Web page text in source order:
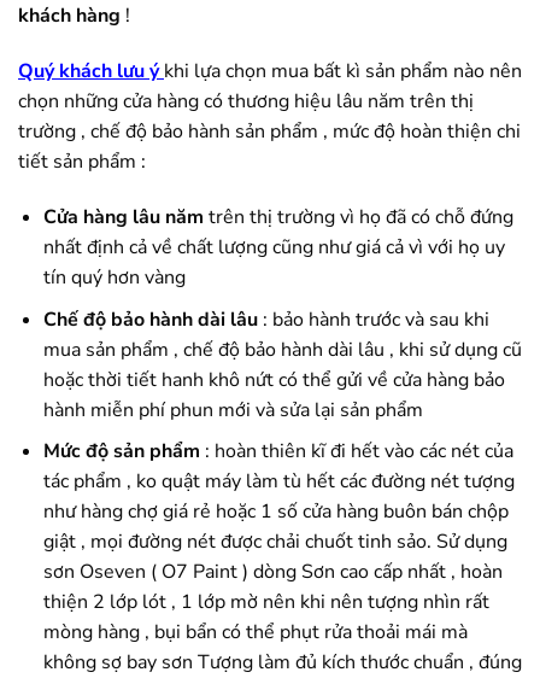
khách hàng !
Quý khách lưu ý khi lựa chọn mua bất kì sản phẩm nào nên
chọn những cửa hàng có thương hiệu lâu năm trên thị
trường , chế độ bảo hành sản phẩm , mức độ hoàn thiện chi
tiết sản phẩm :
Cửa hàng lâu năm trên thị trường vì họ đã có chỗ đứng
nhất định cả về chất lượng cũng như giá cả vì với họ uy
tín quý hơn vàng
Chế độ bảo hành dài lâu: bảo hành trước và sau khi
mua sản phẩm , chế độ bảo hành dài lâu , khi sử dụng cũ
hoặc thời tiết hanh khô nứt có thể gửi về cửa hàng bảo
hành miễn phí phun mới và sửa lại sản phẩm
Mức độ sản phẩm : hoàn thiên kĩ đi hết vào các nét của
tác phẩm , ko quật máy làm tù hết các đường nét tượng
như hàng chợ giá rẻ hoặc 1 số cửa hàng buôn bán chộp
giật , mọi đường nét được chải chuốt tinh sảo. Sử dụng
sơn Oseven ( O7 Paint ) dòng Sơn cao cấp nhất , hoàn
thiện 2 lớp lót , 1 lớp mờ nên khi nên tượng nhìn rất
mòng hàng , bụi bẩn có thể phụt rửa thoải mái mà
không sợ bay sơn Tượng làm đủ kích thước chuẩn , đúng